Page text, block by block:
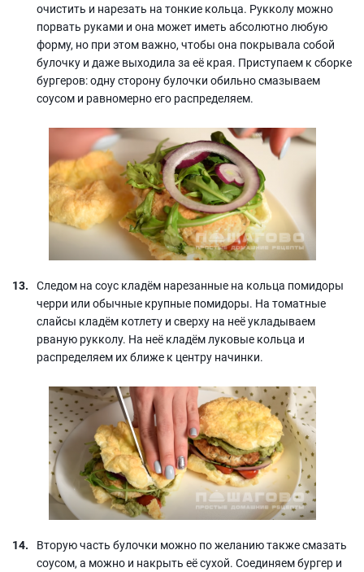
очистить и нарезать на тонкие кольца. Рукколу можно
порвать руками и она может иметь абсолютно любую
форму, но при этом важно, чтобы она покрывала собой
булочку и даже выходила за её края. Приступаем к сборке
бургеров: одну сторону булочки обильно смазываем
соусом и равномерно его распределяем.
Следом на соус кладём нарезанные на кольца помидоры
черри или обычные крупные помидоры. На томатные
слайсы кладём котлету и сверху на неё укладываем
рваную рукколу. На неё кладём луковые кольца и
распределяем их ближе к центру начинки.
Вторую часть булочки можно по желанию также смазать
соусом, а можно и накрыть её сухой. Соединяем бургер и